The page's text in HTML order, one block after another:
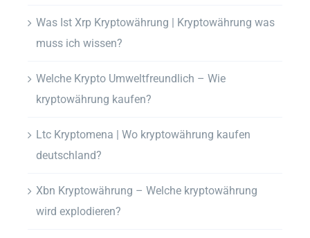
Was Ist Xrp Kryptowährung | Kryptowährung was
muss ich wissen?
Welche Krypto Umweltfreundlich – Wie
kryptowährung kaufen?
Ltc Kryptomena | Wo kryptowährung kaufen
deutschland?
Xbn Kryptowährung – Welche kryptowährung
wird explodieren?